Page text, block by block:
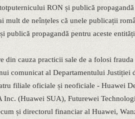
RON și publică
mult de neînțeles că unele publicații
publică propagandă pentru aceste
din cauza practicii sale de a folosi
comunicat al Departamentului Justiției
filiale oficiale și neoficiale - Huawei
Inc. (Huawei SUA), Futurewei
și directorul financiar al Huawei,